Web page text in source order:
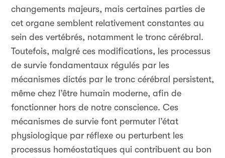
changements majeurs, mais certaines parties de
cet organe semblent relativement constantes au
sein des vertébrés, notamment le tronc cérébral.
Toutefois, malgré ces modifications, les processus
de survie fondamentaux régulés par les
mécanismes dictés par le tronc cérébral persistent,
même chez l’être humain moderne, afin de
fonctionner hors de notre conscience. Ces
mécanismes de survie font permuter l’état
physiologique par réflexe ou perturbent les
processus homéostatiques qui contribuent au bon